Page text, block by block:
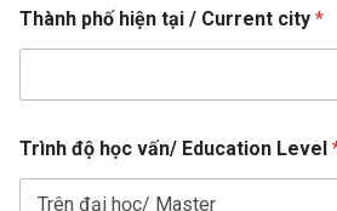
i
t
d
a
Thành phố hiện tại / Current city *
Trình độ học vấn/ Education Level